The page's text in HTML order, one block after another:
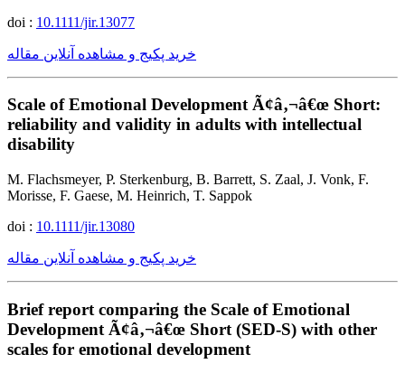
doi : 10.1111/jir.13077
خرید پکیج و مشاهده آنلاین مقاله
Scale of Emotional Development Ã¢â‚¬â€œ Short:
reliability and validity in adults with intellectual
disability
M. Flachsmeyer, P. Sterkenburg, B. Barrett, S. Zaal, J. Vonk, F.
Morisse, F. Gaese, M. Heinrich, T. Sappok
doi : 10.1111/jir.13080
خرید پکیج و مشاهده آنلاین مقاله
Brief report comparing the Scale of Emotional
Development Ã¢â‚¬â€œ Short (SED-S) with other
scales for emotional development